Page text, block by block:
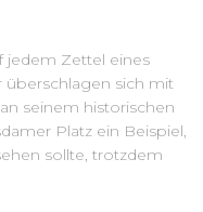
jedem Zettel eines
überschlagen sich mit
seinem historischen
Platz ein Beispiel,
sollte, trotzdem